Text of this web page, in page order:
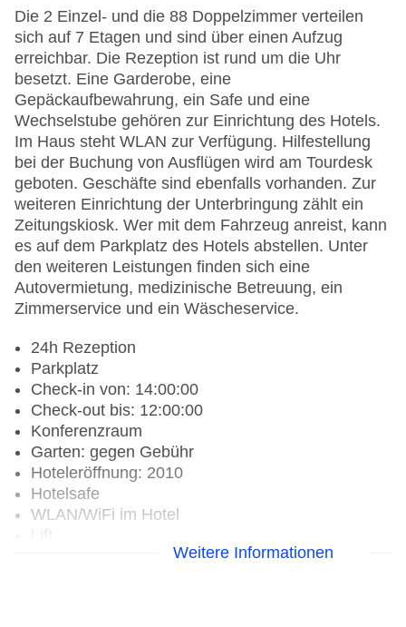
Die 2 Einzel- und die 88 Doppelzimmer verteilen
sich auf 7 Etagen und sind über einen Aufzug
erreichbar. Die Rezeption ist rund um die Uhr
besetzt. Eine Garderobe, eine
Gepäckaufbewahrung, ein Safe und eine
Wechselstube gehören zur Einrichtung des Hotels.
Im Haus steht WLAN zur Verfügung. Hilfestellung
bei der Buchung von Ausflügen wird am Tourdesk
geboten. Geschäfte sind ebenfalls vorhanden. Zur
weiteren Einrichtung der Unterbringung zählt ein
Zeitungskiosk. Wer mit dem Fahrzeug anreist, kann
es auf dem Parkplatz des Hotels abstellen. Unter
den weiteren Leistungen finden sich eine
Autovermietung, medizinische Betreuung, ein
Zimmerservice und ein Wäscheservice.
24h Rezeption
Parkplatz
Check-in von: 14:00:00
Check-out bis: 12:00:00
Konferenzraum
Garten: gegen Gebühr
Hoteleröffnung: 2010
Hotelsafe
WLAN/WiFi im Hotel
Lift
Anzahl der Aufzüge: 1Weitere Informationen